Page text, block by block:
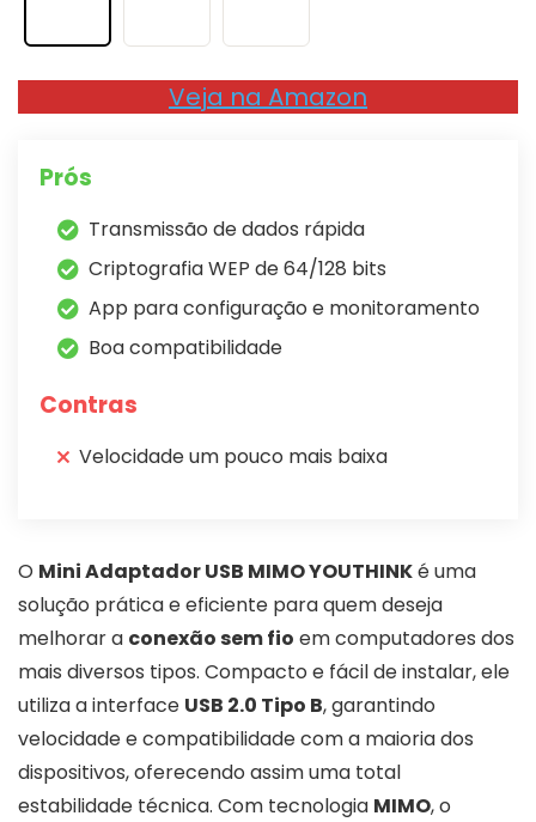
Veja na Amazon
Prós
Transmissão de dados rápida
Criptografia WEP de 64/128 bits
App para configuração e monitoramento
Boa compatibilidade
Contras
Velocidade um pouco mais baixa
O Mini Adaptador USB MIMO YOUTHINKé uma
solução prática e eficiente para quem deseja
melhorar a conexão sem fio em computadores dos
mais diversos tipos. Compacto e fácil de instalar, ele
utiliza a interface USB 2.0 Tipo B, garantindo
velocidade e compatibilidade com a maioria dos
dispositivos, oferecendo assim uma total
estabilidade técnica. Com tecnologia MIMO, o